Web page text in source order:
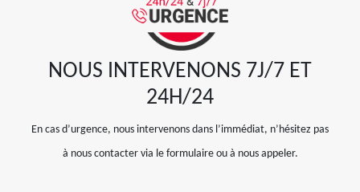
NOUS INTERVENONS 7J/7 ET
24H/24
En cas d’urgence, nous intervenons dans l’immédiat, n’hésitez pas
à nous contacter via le formulaire ou à nous appeler.